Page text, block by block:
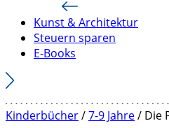
Kunst & Architektur
Steuern sparen
E-Books
Kinderbücher/7-9 Jahre/ Die